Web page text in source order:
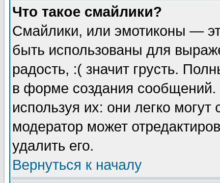
Что такое смайлики?
Смайлики, или эмотиконы —
быть использованы для
радость, :( значит грусть.
в форме создания сообщений.
используя их: они легко
модератор может
удалить его.
Вернуться к началу